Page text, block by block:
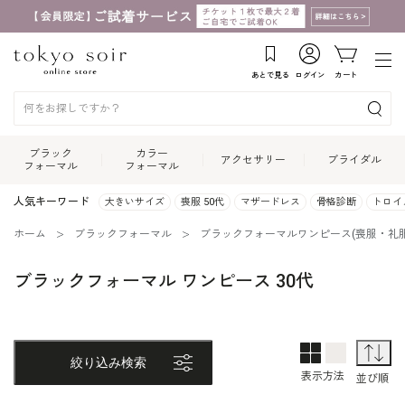
あとで見る ログイン カート
ブラック
フォーマル
カラー
フォーマル
アクセサリー ブライダル
人気キーワード 大きいサイズ 喪服 50代 マザードレス 骨格診断 トロ
ホーム ブラックフォーマル ブラックフォーマルワンピース(喪服・礼
ブラックフォーマル ワンピース 30代
絞り込み検索
表示方法
1列表示
並び順